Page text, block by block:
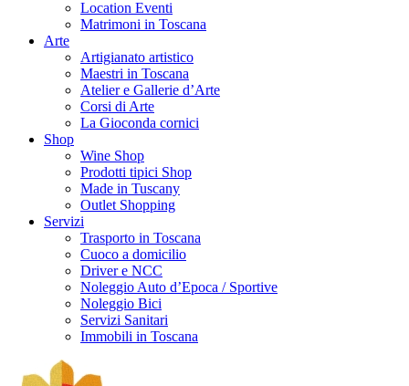
Location Eventi
Matrimoni in Toscana
Arte
Artigianato artistico
Maestri in Toscana
Atelier e Gallerie d’Arte
Corsi di Arte
La Gioconda cornici
Shop
Wine Shop
Prodotti tipici Shop
Made in Tuscany
Outlet Shopping
Servizi
Trasporto in Toscana
Cuoco a domicilio
Driver e NCC
Noleggio Auto d’Epoca / Sportive
Noleggio Bici
Servizi Sanitari
Immobili in Toscana